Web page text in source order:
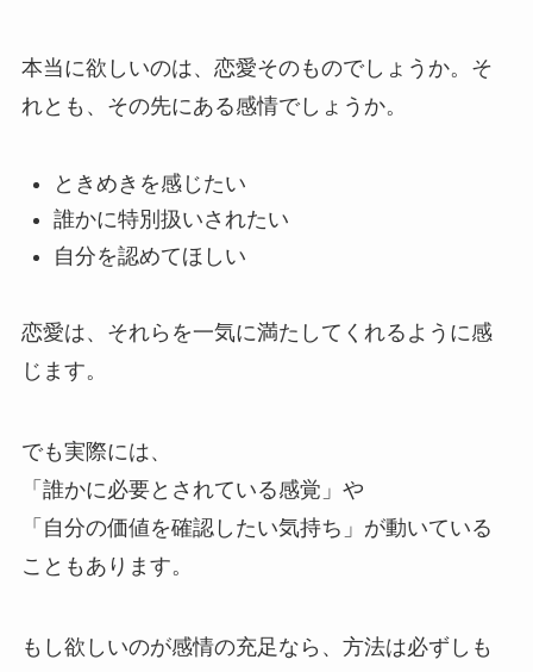
本当に欲しいのは、恋愛そのものでしょうか。そ
れとも、その先にある感情でしょうか。
ときめきを感じたい
誰かに特別扱いされたい
自分を認めてほしい
恋愛は、それらを一気に満たしてくれるように感
じます。
でも実際には、
「誰かに必要とされている感覚」や
「自分の価値を確認したい気持ち」が動いている
こともあります。
もし欲しいのが感情の充足なら、方法は必ずしも